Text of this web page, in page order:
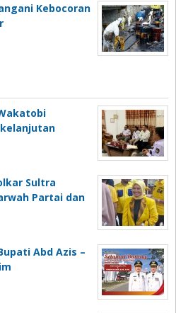
Kebocoran
Sultra
Partai dan
Abd Azis –